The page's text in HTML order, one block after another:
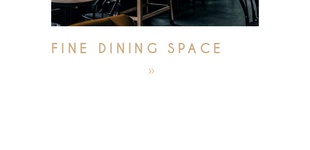
FINE DINING SPACE